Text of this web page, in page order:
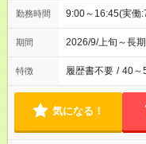
勤務時間 9:00～16:45(実
期間 2026/9/上旬～長
特徴 履歴書不要 / 40～
気になる！